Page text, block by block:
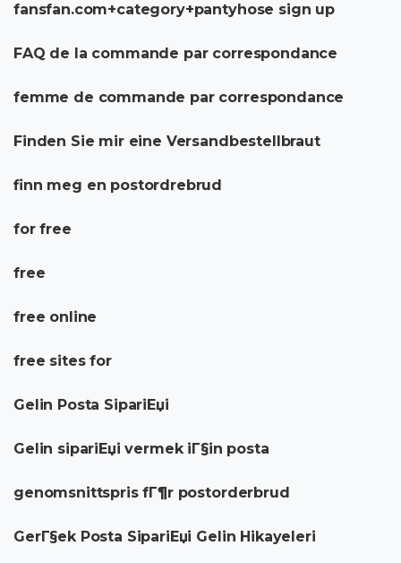
fansfan.com+category+pantyhose sign up
FAQ de la commande par correspondance
femme de commande par correspondance
Finden Sie mir eine Versandbestellbraut
finn meg en postordrebrud
for free
free
free online
free sites for
Gelin Posta SipariЕџi
Gelin sipariЕџi vermek iГ§in posta
genomsnittspris fГ¶r postorderbrud
GerГ§ek Posta SipariЕџi Gelin Hikayeleri